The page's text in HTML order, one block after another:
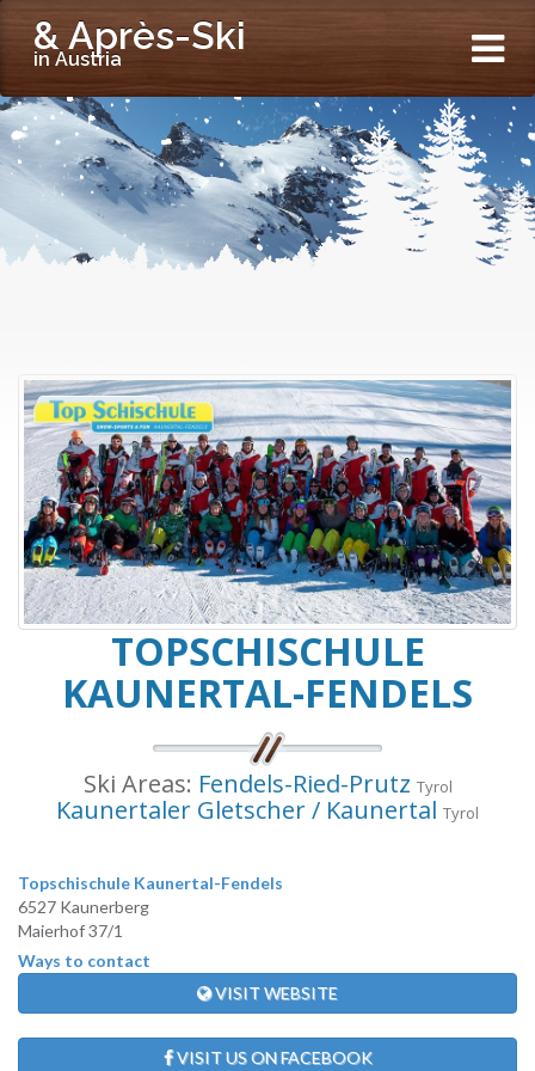
& Après-Ski
in Austria
TOPSCHISCHULE
KAUNERTAL-FENDELS
Ski Areas: Fendels-Ried-Prutz Tyrol
Kaunertaler Gletscher / Kaunertal Tyrol
Topschischule Kaunertal-Fendels
6527 Kaunerberg
Maierhof 37/1
Ways to contact
VISIT WEBSITE
VISIT US ON FACEBOOK